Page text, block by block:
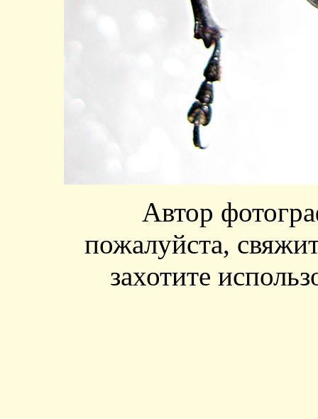
Автор
пожалуйста,
захотите